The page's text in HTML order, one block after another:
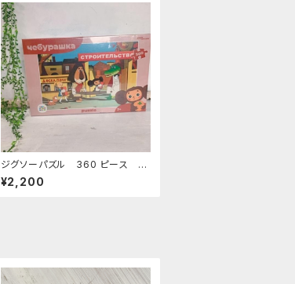
ジグソーパズル 360 ピース 「
チェブラーシカ」
¥2,200